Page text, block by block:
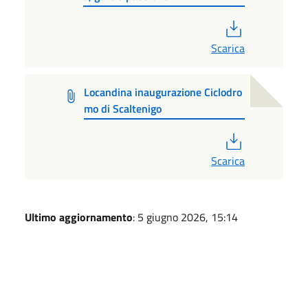
Scarica
Locandina inaugurazione Ciclodro
mo di Scaltenigo
Scarica
Ultimo aggiornamento: 5 giugno 2026, 15:14